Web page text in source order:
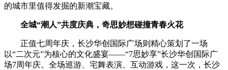
的城市里值得发掘的新潮宝藏。
全城“潮人”共度庆典，奇思妙想碰撞青春火花
正值七周年庆，长沙华创国际广场则精心策划了一场
以“二次元”为核心的文化盛宴——“7思妙享”长沙华创国际广
场7周年庆。全场巡游、宅舞表演、互动游戏，这一次，长沙